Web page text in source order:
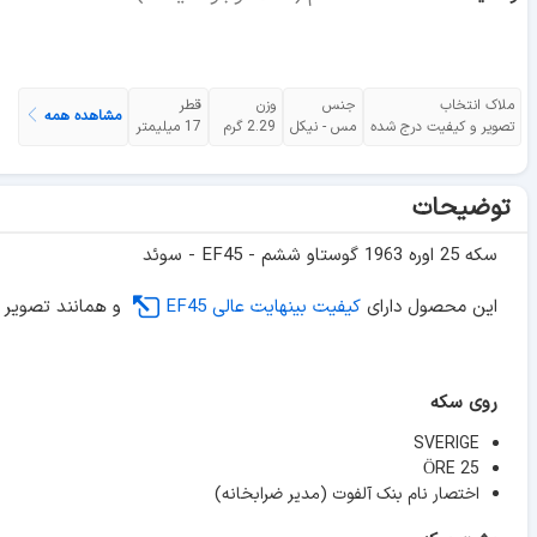
ملاک انتخاب
تصویر و کیفیت درج شده
جنس
مس - نیکل
وزن
2.29 گرم
قطر
17 میلیمتر
مشاهده همه
توضیحات
سکه 25 اوره 1963 گوستاو ششم - EF45 - سوئد
این محصول دارای کیفیت بینهایت عالی EF45 و همانند
روی سکه
SVERIGE
25 ÖRE
اختصار نام بنک آلفوت (مدیر ضرابخانه)